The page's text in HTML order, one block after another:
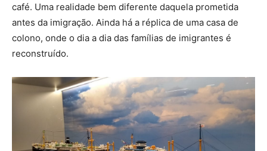
café. Uma realidade bem diferente daquela prometida
antes da imigração. Ainda há a réplica de uma casa de
colono, onde o dia a dia das famílias de imigrantes é
reconstruído.